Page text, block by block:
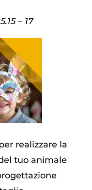
– 17
realizzare la
tuo animale